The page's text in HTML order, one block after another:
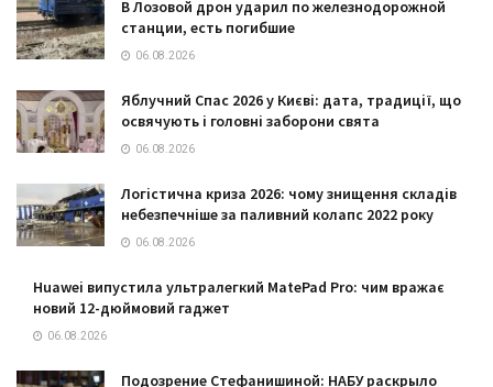
В Лозовой дрон ударил по железнодорожной
станции, есть погибшие
06.08.2026
Яблучний Спас 2026 у Києві: дата, традиції, що
освячують і головні заборони свята
06.08.2026
Логістична криза 2026: чому знищення складів
небезпечніше за паливний колапс 2022 року
06.08.2026
Huawei випустила ультралегкий MatePad Pro: чим вражає
новий 12-дюймовий гаджет
06.08.2026
Подозрение Стефанишиной: НАБУ раскрыло